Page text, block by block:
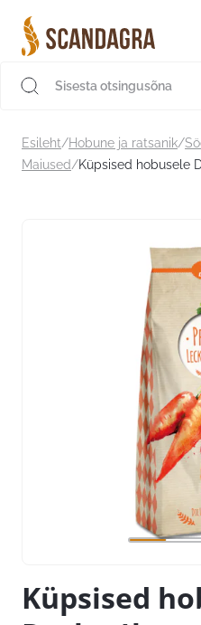
sisu
juurde
Esileht/Hobune ja ratsanik/
Maiused/Küpsised hobusele
Küpsised